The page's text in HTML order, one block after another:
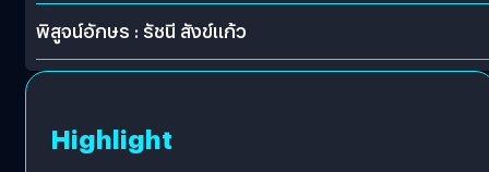
พิสูจน์อักษร : รัชนี สังข์แก้ว
Highlight